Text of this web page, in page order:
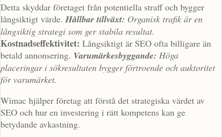
Detta skyddar företaget från potentiella straff och bygger
långsiktigt värde. Hållbar tillväxt: Organisk trafik är en
långsiktig strategi som ger stabila resultat.
Kostnadseffektivitet: Långsiktigt är SEO ofta billigare än
betald annonsering. Varumärkesbyggande: Höga
placeringar i sökresultaten bygger förtroende och auktoritet
för varumärket.
Wimac hjälper företag att förstå det strategiska värdet av
SEO och hur en investering i rätt kompetens kan ge
betydande avkastning.